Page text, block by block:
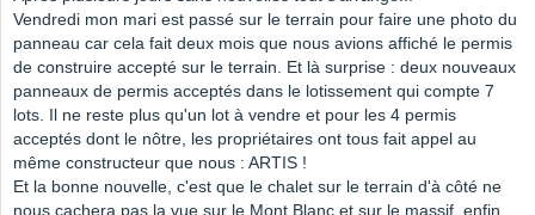
Vendredi mon mari est passé sur le terrain pour faire une photo du
panneau car cela fait deux mois que nous avions affiché le permis
de construire accepté sur le terrain. Et là surprise : deux nouveaux
panneaux de permis acceptés dans le lotissement qui compte 7
lots. Il ne reste plus qu'un lot à vendre et pour les 4 permis
acceptés dont le nôtre, les propriétaires ont tous fait appel au
même constructeur que nous : ARTIS !
Et la bonne nouvelle, c'est que le chalet sur le terrain d'à côté ne
nous cachera pas la vue sur le Mont Blanc et sur le massif, enfin